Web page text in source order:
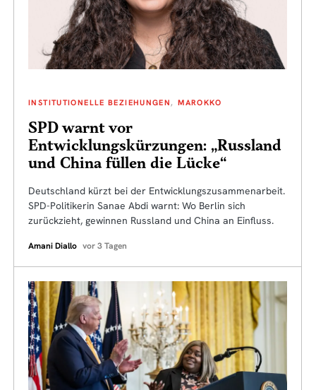
INSTITUTIONELLE BEZIEHUNGEN MAROKKO
SPD warnt vor
Entwicklungskürzungen: „Russland
und China füllen die Lücke“
Deutschland kürzt bei der Entwicklungszusammenarbeit.
SPD-Politikerin Sanae Abdi warnt: Wo Berlin sich
zurückzieht, gewinnen Russland und China an Einfluss.
Amani Diallo vor 3 Tagen